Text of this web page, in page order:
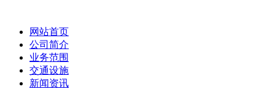
网站首页
公司简介
业务范围
交通设施
新闻资讯